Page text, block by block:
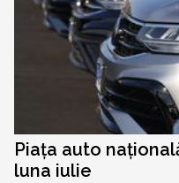
Piața auto
luna iulie